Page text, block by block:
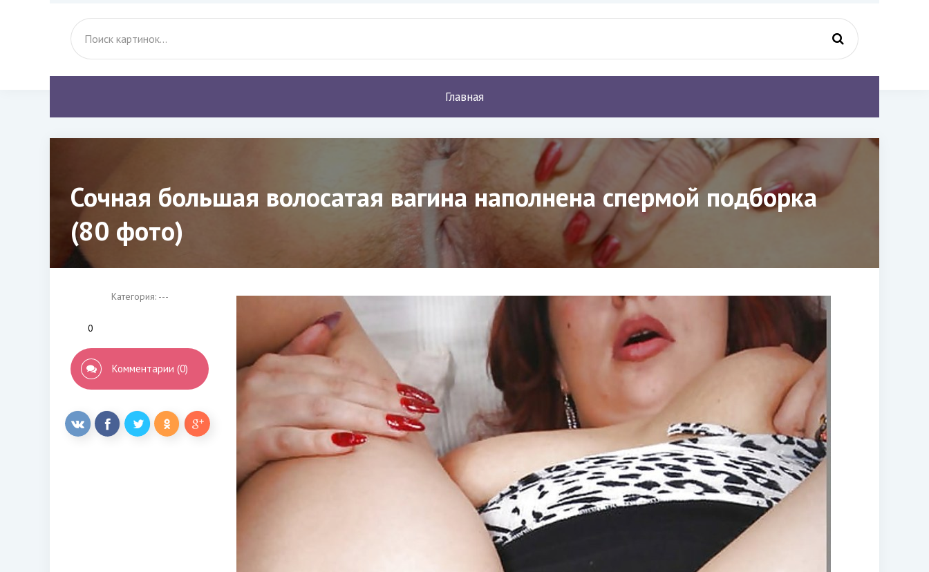
Главная
Сочная большая волосатая вагина наполнена спермой подборка
(80 фото)
Категория: ---
0
Комментарии (0)